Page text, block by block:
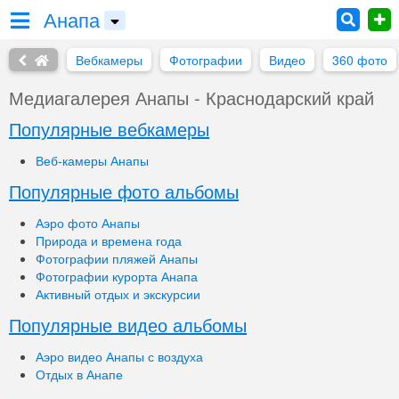
Анапа
Вебкамеры Фотографии Видео 360 фото
Медиагалерея Анапы - Краснодарский край
Популярные вебкамеры
Веб-камеры Анапы
Популярные фото альбомы
Аэро фото Анапы
Природа и времена года
Фотографии пляжей Анапы
Фотографии курорта Анапа
Активный отдых и экскурсии
Популярные видео альбомы
Аэро видео Анапы с воздуха
Отдых в Анапе